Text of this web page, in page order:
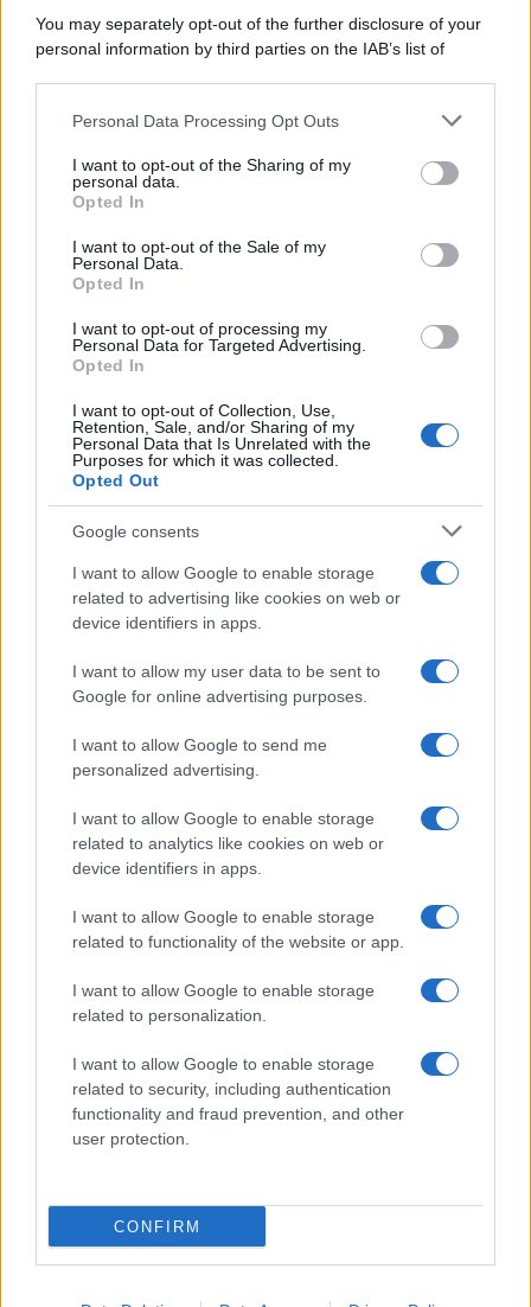
You may separately opt-out of the further disclosure of your
personal information by third parties on the IAB’s list of
This information may also be disclosed by us to third parties
disclose it to other third parties.
Please note that this website/app uses one or more Google
services and may gather and store information including but
not limited to your visit or usage behaviour. You may click to
grant or deny consent to Google and its third-party tags to
consent section.
Personal Data Processing Opt Outs
I want to opt-out of the Sharing of my
personal data.
Opted In
I want to opt-out of the Sale of my
Personal Data.
Opted In
I want to opt-out of processing my
Personal Data for Targeted Advertising.
Opted In
I want to opt-out of Collection, Use,
Retention, Sale, and/or Sharing of my
Personal Data that Is Unrelated with the
Purposes for which it was collected.
Opted Out
Google consents
I want to allow Google to enable storage
related to advertising like cookies on web or
device identifiers in apps.
I want to allow my user data to be sent to
Google for online advertising purposes.
I want to allow Google to send me
personalized advertising.
I want to allow Google to enable storage
related to analytics like cookies on web or
device identifiers in apps.
I want to allow Google to enable storage
related to functionality of the website or app.
I want to allow Google to enable storage
related to personalization.
I want to allow Google to enable storage
related to security, including authentication
functionality and fraud prevention, and other
user protection.
CONFIRM
Seguici su Google News
TRIBUNALE DI NOCERA INFERIORE N. 6/2020 - RG N. 1338/2020
ISCRIZIONE AL ROC N. 35792 – ISCRITTA ALL’ANSO (ASSOCIAZIONE
NAZIONALE STAMPA ONLINE)
Privacy e Notifiche